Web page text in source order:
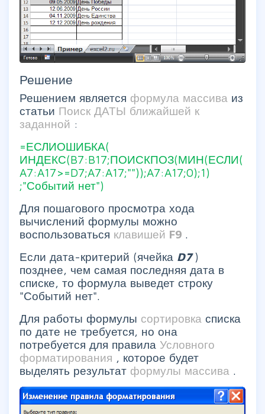
Решение
Решением является формула массива из
статьи Поиск ДАТЫ ближайшей к
заданной :
=ЕСЛИОШИБКА(
ИНДЕКС(B7:B17;ПОИСКПОЗ(МИН(ЕСЛИ(
A7:A17>=D7;A7:A17;""));A7:A17;0);1)
;"Событий нет")
Для пошагового просмотра хода
вычислений формулы можно
воспользоваться клавишей F9 .
Если дата-критерий (ячейка D7)
позднее, чем самая последняя дата в
списке, то формула выведет строку
"Событий нет".
Для работы формулы сортировка списка
по дате не требуется, но она
потребуется для правила Условного
форматирования , которое будет
выделять результат формулы массива .